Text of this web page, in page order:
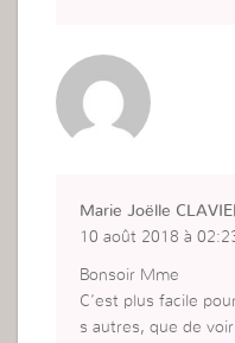
Marie Joëlle
10 août 2018 à
Bonsoir Mme
C’est plus facile
s autres, que de